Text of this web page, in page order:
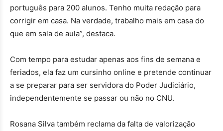
português para 200 alunos. Tenho muita redação para
corrigir em casa. Na verdade, trabalho mais em casa do
que em sala de aula”, destaca.
Com tempo para estudar apenas aos fins de semana e
feriados, ela faz um cursinho online e pretende continuar
a se preparar para ser servidora do Poder Judiciário,
independentemente se passar ou não no CNU.
Rosana Silva também reclama da falta de valorização